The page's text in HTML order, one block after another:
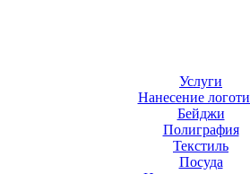
Услуги
Нанесение
Бейджи
Полиграфия
Текстиль
Посуда